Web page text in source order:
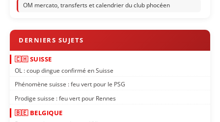
OM mercato, transferts et calendrier du club phocéen
🇨🇭 SUISSE
OL : coup dingue confirmé en Suisse
Phénomène suisse : feu vert pour le PSG
Prodige suisse : feu vert pour Rennes
🇧🇪 BELGIQUE